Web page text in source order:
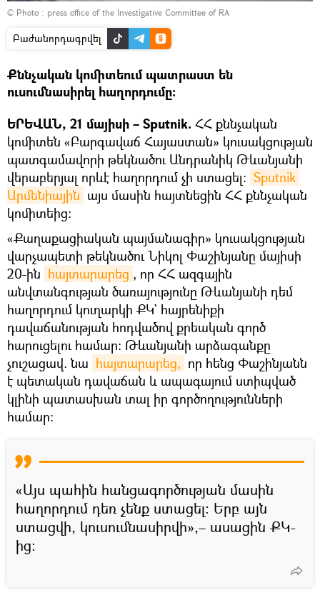
© Photo : press office of the Investigative Committee of RA
Բաժանորդագրվել
Քննչական կոմիտեում պատրաստ են
ուսումնասիրել հաղորդումը։
ԵՐԵՎԱՆ, 21 մայիսի – Sputnik. ՀՀ քննչական
կոմիտեն «Բարգավաճ Հայաստան» կուսակցության
պատգամավորի թեկնածու Անդրանիկ Թևանյանի
վերաբերյալ որևէ հաղորդում չի ստացել։ Sputnik
Արմենիային այս մասին հայտնեցին ՀՀ քննչական
կոմիտեից։
«Քաղաքացիական պայմանագիր» կուսակցության
վարչապետի թեկնածու Նիկոլ Փաշինյանը մայիսի
20-ին հայտարարեց , որ ՀՀ ազգային
անվտանգության ծառայությունը Թևանյանի դեմ
հաղորդում կուղարկի ՔԿ` հայրենիքի
դավաճանության հոդվածով քրեական գործ
հարուցելու համար: Թևանյանի արձագանքը
չուշացավ. նա հայտարարեց, որ հենց Փաշինյանն
է պետական դավաճան և ապագայում ստիպված
կլինի պատասխան տալ իր գործողությունների
համար:
«Այս պահին հանցագործության մասին
հաղորդում դեռ չենք ստացել։ Երբ այն
ստացվի, կուսումնասիրվի»,– ասացին ՔԿ-
ից։